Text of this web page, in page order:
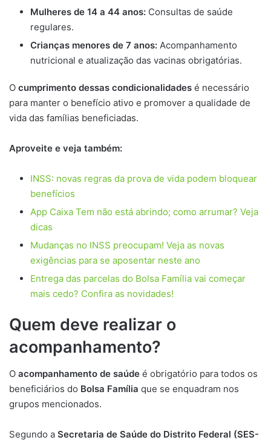
Mulheres de 14 a 44 anos: Consultas de saúde
regulares.
Crianças menores de 7 anos: Acompanhamento
nutricional e atualização das vacinas obrigatórias.
O cumprimento dessas condicionalidades é necessário
para manter o benefício ativo e promover a qualidade de
vida das famílias beneficiadas.
Aproveite e veja também:
INSS: novas regras da prova de vida podem bloquear
benefícios
App Caixa Tem não está abrindo; como arrumar? Veja
dicas
Mudanças no INSS preocupam! Veja as novas
exigências para se aposentar neste ano
Entrega das parcelas do Bolsa Família vai começar
mais cedo? Confira as novidades!
Quem deve realizar o
acompanhamento?
O acompanhamento de saúde é obrigatório para todos os
beneficiários do Bolsa Família que se enquadram nos
grupos mencionados.
Segundo a Secretaria de Saúde do Distrito Federal (SES-